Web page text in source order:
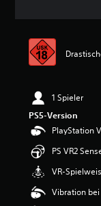
1 Spieler
PS5-Version
PlayStation
PS VR2
VR-
Vibration